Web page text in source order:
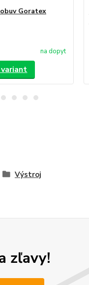
Goratex
na dopyt
Výstroj
zľavy!